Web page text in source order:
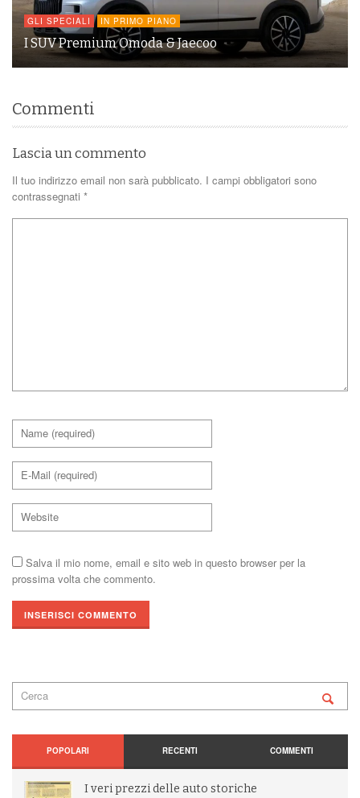
GLI SPECIALI IN PRIMO PIANO
I SUV Premium Omoda & Jaecoo
Commenti
Lascia un commento
Il tuo indirizzo email non sarà pubblicato. I campi obbligatori sono
contrassegnati *
Salva il mio nome, email e sito web in questo browser per la
prossima volta che commento.
POPOLARI RECENTI COMMENTI
I veri prezzi delle auto storiche